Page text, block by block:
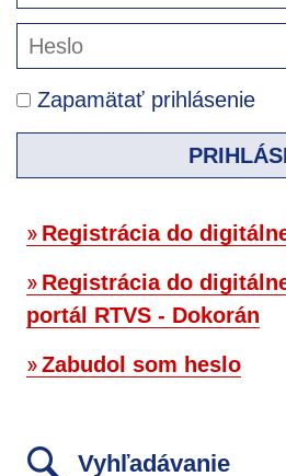
Zapamätať prihlásenie
Registrácia do
Registrácia do
portál RTVS - Dokorán
Zabudol som heslo
Vyhľadávanie